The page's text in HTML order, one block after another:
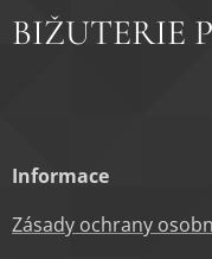
BIŽUTERIE
Informace
Zásady ochrany